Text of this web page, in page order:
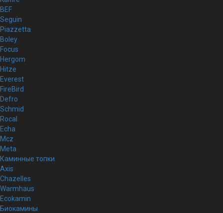
BEF
Seguin
Piazzetta
Boley
Focus
Hergom
Hitze
Everest
FireBird
Defro
Schmid
Rocal
Echa
Mcz
Meta
Каминные топки
Axis
Chazelles
Warmhaus
Ecokamin
Биокамины